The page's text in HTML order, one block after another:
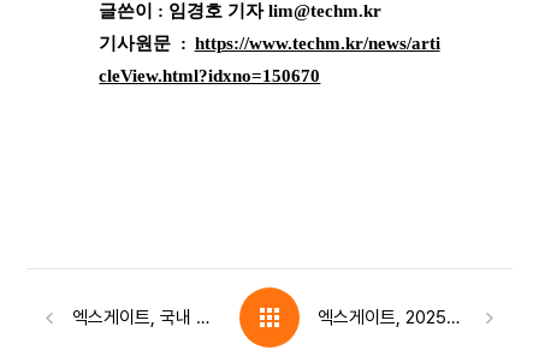
글쓴이 : 임경호 기자 lim@techm.kr
기사원문 : https://www.techm.kr/news/arti
cleView.html?idxno=150670
엑스게이트, 국내 첫 PQC 기반 암호모듈 KCMVP 인증 획득… 공공 '양자 보안' 물꼬 엑스게이트, 2025년 매출 481억원…양자VPN 최대 실적 견인